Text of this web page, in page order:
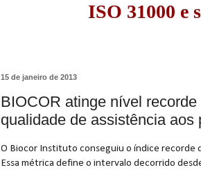
ISO 31000 e
15 de janeiro de 2013
BIOCOR atinge nível
qualidade de assistência aos
O Biocor Instituto conseguiu o índice recorde
Essa métrica define o intervalo decorrido